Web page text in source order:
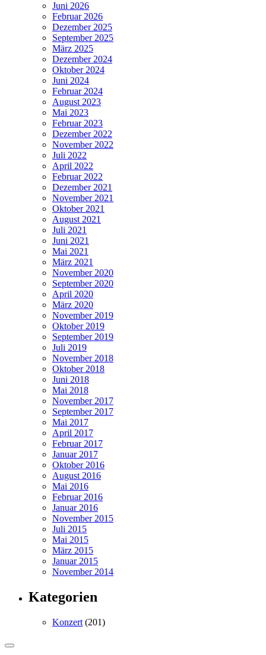
Juni 2026
Februar 2026
Dezember 2025
September 2025
März 2025
Dezember 2024
Oktober 2024
Juni 2024
Februar 2024
August 2023
Mai 2023
Februar 2023
Dezember 2022
November 2022
Juli 2022
April 2022
Februar 2022
Dezember 2021
November 2021
Oktober 2021
August 2021
Juli 2021
Juni 2021
Mai 2021
März 2021
November 2020
September 2020
April 2020
März 2020
November 2019
Oktober 2019
September 2019
Juli 2019
November 2018
Oktober 2018
Juni 2018
Mai 2018
November 2017
September 2017
Mai 2017
April 2017
Februar 2017
Januar 2017
Oktober 2016
August 2016
Mai 2016
Februar 2016
Januar 2016
November 2015
Juli 2015
Mai 2015
März 2015
Januar 2015
November 2014
Kategorien
Konzert (201)